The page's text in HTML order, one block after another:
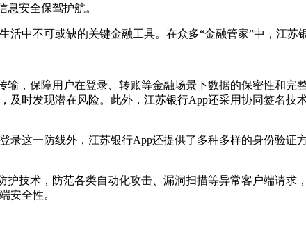
安全保驾护航。
活中不可或缺的关键金融工具。在众多“金融管家”中，江
，保障用户在登录、转账等金融场景下数据的保密性和
及时发现潜在风险。此外，江苏银行App还采用协同签名
录这一防线外，江苏银行App还提供了多种多样的身份验
护技术，防范各类自动化攻击、漏洞扫描等异常客户端请
安全性。